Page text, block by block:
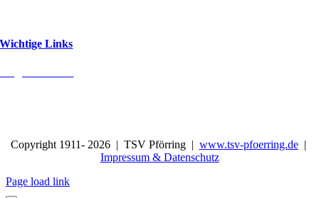
Wichtige Links
Copyright 1911- 2026 | TSV Pförring | www.tsv-pfoerring.de|
Impressum & Datenschutz
Page load link